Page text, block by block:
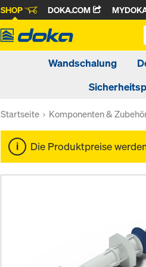
SHOP DOKA.COM
Wandschalung
Startseite Komponenten &
Die Produktpreise